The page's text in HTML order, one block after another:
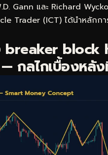
Gann และ Richard
Trader (ICT) ได้นำหลักกา
breaker
กลไกเบื้องหลัง